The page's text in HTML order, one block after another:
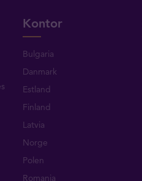
Kontor
Bulgaria
Danmark
Estland
Finland
Latvia
Norge
Polen
Romania